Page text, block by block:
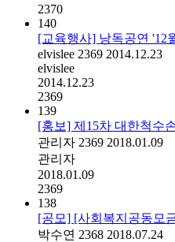
2370
140
[교육행사] 낭독공연 '12
elvislee 2369 2014.12.23
elvislee
2014.12.23
2369
139
[홍보] 제15차 대한척수
관리자 2369 2018.01.09
관리자
2018.01.09
2369
138
[공모] [사회복지공동모
박수연 2368 2018.07.24